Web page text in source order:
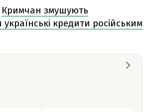
Кримчан змушують
кредити російським